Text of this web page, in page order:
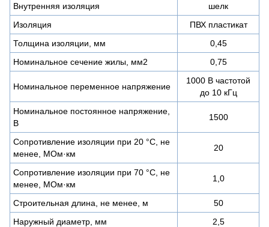
Внутренняя изоляция
шелк
Изоляция
ПВХ пластикат
Толщина изоляции, мм
0,45
Номинальное сечение жилы, мм2
0,75
Номинальное переменное напряжение
1000 В частотой
до 10 кГц
Номинальное постоянное напряжение,
В
1500
Сопротивление изоляции при 20 °С, не
менее, МОм·км
20
Сопротивление изоляции при 70 °С, не
менее, МОм·км
1,0
Строительная длина, не менее, м
50
Наружный диаметр, мм
2,5